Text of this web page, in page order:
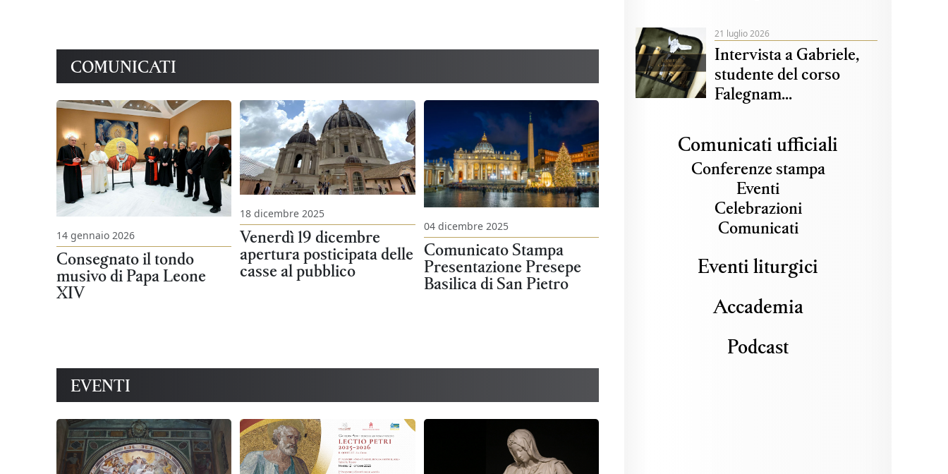
COMUNICATI
14 gennaio 2026
Consegnato il tondo
musivo di Papa Leone
XIV
18 dicembre 2025
Venerdì 19 dicembre
apertura posticipata delle
casse al pubblico
04 dicembre 2025
Comunicato Stampa
Presentazione Presepe
Basilica di San Pietro
EVENTI
21 luglio 2026
Intervista a Gabriele,
studente del corso
Falegnam...
Comunicati ufficiali
Conferenze stampa
Eventi
Celebrazioni
Comunicati
Eventi liturgici
Accademia
Podcast